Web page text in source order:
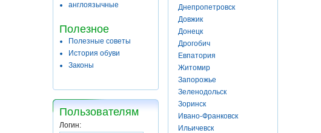
англоязычные
Полезное
Полезные советы
История обуви
Законы
Пользователям
Логин:
Днепропетровск
Довжик
Донецк
Дрогобич
Евпатория
Житомир
Запорожье
Зеленодольск
Зоринск
Ивано-Франковск
Ильичевск